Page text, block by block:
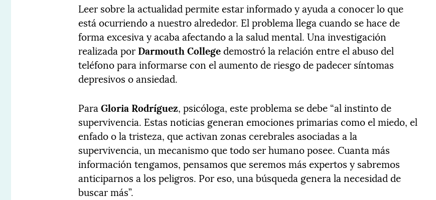
Leer sobre la actualidad permite estar informado y ayuda a conocer lo que
está ocurriendo a nuestro alrededor. El problema llega cuando se hace de
forma excesiva y acaba afectando a la salud mental. Una investigación
realizada por Darmouth Collegedemostró la relación entre el abuso del
teléfono para informarse con el aumento de riesgo de padecer síntomas
depresivos o ansiedad.
ParaGloria Rodríguez, psicóloga, este problema se debe “al instinto de
supervivencia. Estas noticias generan emociones primarias como el miedo, el
enfado o la tristeza, que activan zonas cerebrales asociadas a la
supervivencia, un mecanismo que todo ser humano posee. Cuanta más
información tengamos, pensamos que seremos más expertos y sabremos
anticiparnos a los peligros. Por eso, una búsqueda genera la necesidad de
buscar más”.